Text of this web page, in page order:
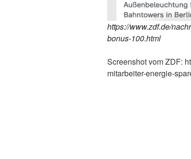
https://www.zdf.de/
bonus-100.html
Screenshot vom ZDF:
mitarbeiter-energie-